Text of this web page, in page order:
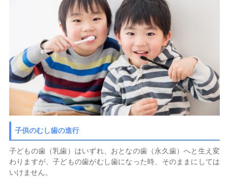
子供のむし歯の進行
子どもの歯（乳歯）はいずれ、おとなの歯（永久歯）へと生え変
わりますが、子どもの歯がむし歯になった時、そのままにしては
いけません。